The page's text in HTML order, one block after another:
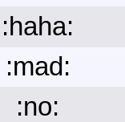
:haha:
:mad:
:no: